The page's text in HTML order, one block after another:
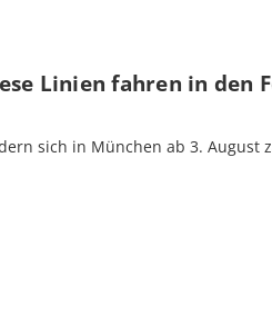
Linien fahren in den
sich in München ab 3. August